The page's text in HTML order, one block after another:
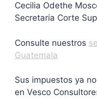
Cecilia Odethe
Secretaria Corte
Consulte nuestros
Guatemala
Sus impuestos ya
en Vesco